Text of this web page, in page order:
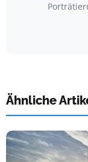
Ähnliche